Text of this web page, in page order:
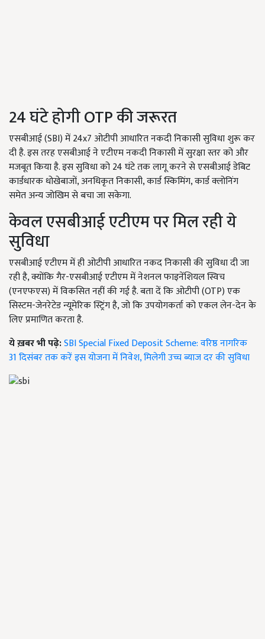
24 घंटे होगी OTP की जरूरत
एसबीआई (SBI) में 24x7 ओटीपी आधारित नकदी निकासी सुविधा शुरू कर
दी है. इस तरह एसबीआई ने एटीएम नकदी निकासी में सुरक्षा स्तर को और
मजबूत किया है. इस सुविधा को 24 घंटे तक लागू करने से एसबीआई डेबिट
कार्डधारक धोखेबाजों, अनधिकृत निकासी, कार्ड स्किमिंग, कार्ड क्लोनिंग
समेत अन्य जोखिम से बचा जा सकेगा.
केवल एसबीआई एटीएम पर मिल रही ये
सुविधा
एसबीआई एटीएम में ही ओटीपी आधारित नकद निकासी की सुविधा दी जा
रही है, क्योंकि गैर-एसबीआई एटीएम में नेशनल फाइनेंशियल स्विच
(एनएफएस) में विकसित नहीं की गई है. बता दें कि ओटीपी (OTP) एक
सिस्टम-जेनरेटेड न्यूमेरिक स्ट्रिंग है, जो कि उपयोगकर्ता को एकल लेन-देन के
लिए प्रमाणित करता है.
ये ख़बर भी पढ़े:SBI Special Fixed Deposit Scheme: वरिष्ठ नागरिक
31 दिसंबर तक करें इस योजना में निवेश, मिलेगी उच्च ब्याज दर की सुविधा